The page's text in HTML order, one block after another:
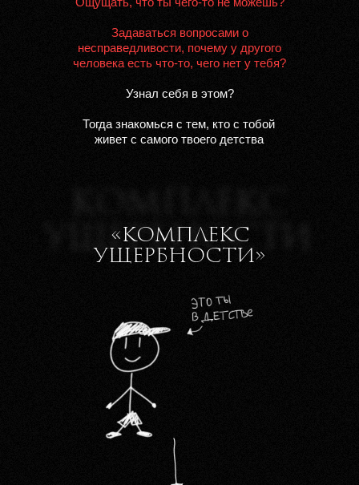
Задаваться вопросами о
несправедливости, почему у другого
человека есть что-то, чего нет у тебя?
Узнал себя в этом?
Тогда знакомься с тем, кто с тобой
живет с самого твоего детства
КОМПЛЕКС
УЩЕРБНОСТИ
КОМПЛЕКС
УЩЕРБНОСТИ
КОМПЛЕКС
УЩЕРБНОСТИ
«КОМПЛЕКС
УЩЕРБНОСТИ»